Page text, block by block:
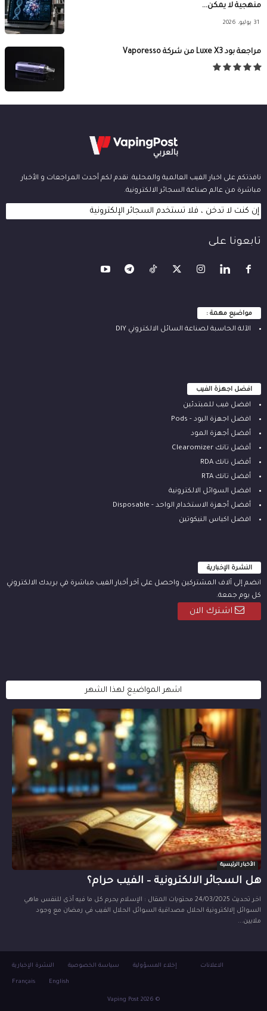
منهجية لا يمكن...
31 يوليو، 2026
مراجعة بود Luxe X3 من شركة Vaporesso
نافذتكم على اخبار الفيب العالمية والمحلية. نقدم لكم أحدث المراجعات و الأخبار
مباشرة من عالم صناعة السجائر الالكترونية.
إن كنت لا تدخن ، فلا تستخدم السجائر الإلكترونية
تابعونا على
مواضيع مهمة :
الآلة ‫الحاسبة لصناعة السائل الالكتروني‬ DIY
افضل اجهزة الفيب
افضل فيب للمبتدئين
افضل اجهزة البود - Pods
أفضل أجهزة المود
أفضل تانك Clearomizer
أفضل تانك RDA
أفضل تانك RTA
افضل السوائل الالكترونية
أفضل أجهزة الاستخدام الواحد - Disposable
افضل اكياس النيكوتين
النشرة الإخبارية
انضم إلى آلاف المشتركين واحصل على آخر أخبار الفيب مباشرة في بريدك الالكتروني
كل يوم جمعة.
اشترك الان
اشهر المواضيع لهذا الشهر
الأخبار الرئيسية
هل السجائر الالكترونية – الفيب حرام؟
اخر تحديث 24/03/2025 محتويات المقال : الإسلام يحرم كل ما فيه أذى للنفس ماهي
السوائل إلالكترونية الحلال مصداقية السوائل الحلال الفيب في رمضان مع وجود
ملايين...
الاعلانات إخلاء المسؤولية سياسة الخصوصية النشرة الإخبارية
English
Français
© 2026 Vaping Post